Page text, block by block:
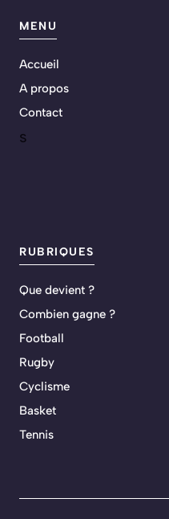
MENU
Accueil
A propos
Contact
s
RUBRIQUES
Que devient ?
Combien gagne ?
Football
Rugby
Cyclisme
Basket
Tennis